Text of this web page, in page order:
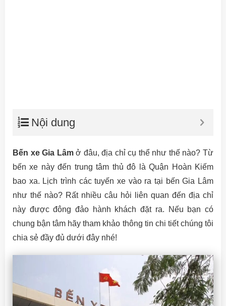
Nội dung
Bến xe Gia Lâmở đâu, địa chỉ cụ thể như thế nào? Từ
bến xe này đến trung tâm thủ đô là Quận Hoàn Kiếm
bao xa. Lịch trình các tuyến xe vào ra tại bến Gia Lâm
như thế nào? Rất nhiều câu hỏi liên quan đến địa chỉ
này được đông đảo hành khách đặt ra. Nếu bạn có
chung bận tâm hãy tham khảo thông tin chi tiết chúng tôi
chia sẻ đầy đủ dưới đây nhé!